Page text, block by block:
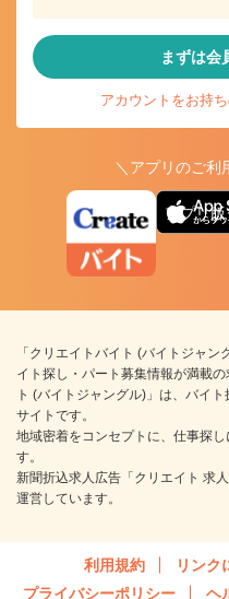
まずは会
アカウントをお持
＼アプリのご利
アプリ
「クリエイトバイト (バイトジャ
イト探し・パート募集情報が満載
ト (バイトジャングル)」は、バイ
サイトです。
地域密着をコンセプトに、仕事探
す。
新聞折込求人広告「クリエイト 求
運営しています。
利用規約 リンク
プライバシーポリシー
ヘ